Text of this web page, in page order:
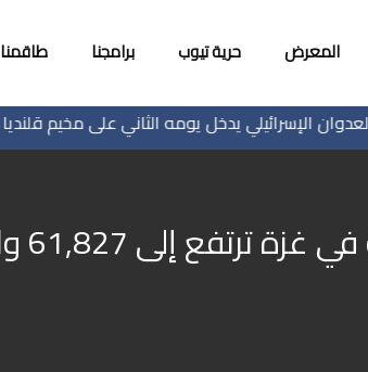
المعرض حرية تيوب برامجنا طاقمنا
الإسرائيلي يدخل يومه الثاني على مخيم قلنديا
والإصابات إلى 155,275